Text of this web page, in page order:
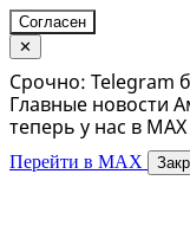
Согласен
✕
Срочно: Telegram
Главные новости
теперь у нас в MAX
Перейти в MAX